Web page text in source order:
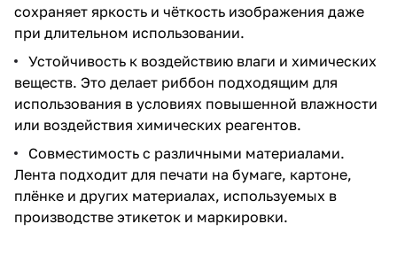
сохраняет яркость и чёткость изображения даже
при длительном использовании.
Устойчивость к воздействию влаги и химических
веществ. Это делает риббон подходящим для
использования в условиях повышенной влажности
или воздействия химических реагентов.
Совместимость с различными материалами.
Лента подходит для печати на бумаге, картоне,
плёнке и других материалах, используемых в
производстве этикеток и маркировки.